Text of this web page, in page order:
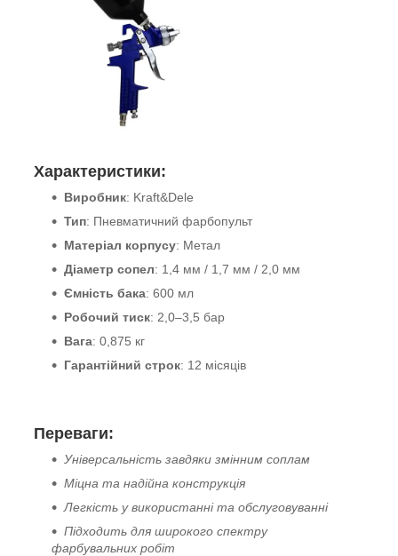
Характеристики:
Виробник: Kraft&Dele
Тип: Пневматичний фарбопульт
Матеріал корпусу: Метал
Діаметр сопел: 1,4 мм / 1,7 мм / 2,0 мм
Ємність бака: 600 мл
Робочий тиск: 2,0–3,5 бар
Вага: 0,875 кг
Гарантійний строк: 12 місяців
Переваги:
Універсальність завдяки змінним соплам
Міцна та надійна конструкція
Легкість у використанні та обслуговуванні
Підходить для широкого спектру
фарбувальних робіт